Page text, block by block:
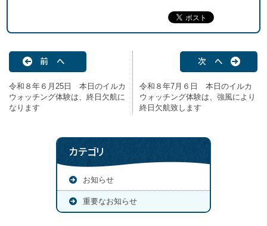
前 へ
令和８年６月25日 本日のイルカ
ウォッチング体験は、終日欠航に
なります
次 へ
令和８年7月６日 本日のイルカ
ウォッチング体験は、強風により
終日欠航致します
カテゴリ
お知らせ
重要なお知らせ